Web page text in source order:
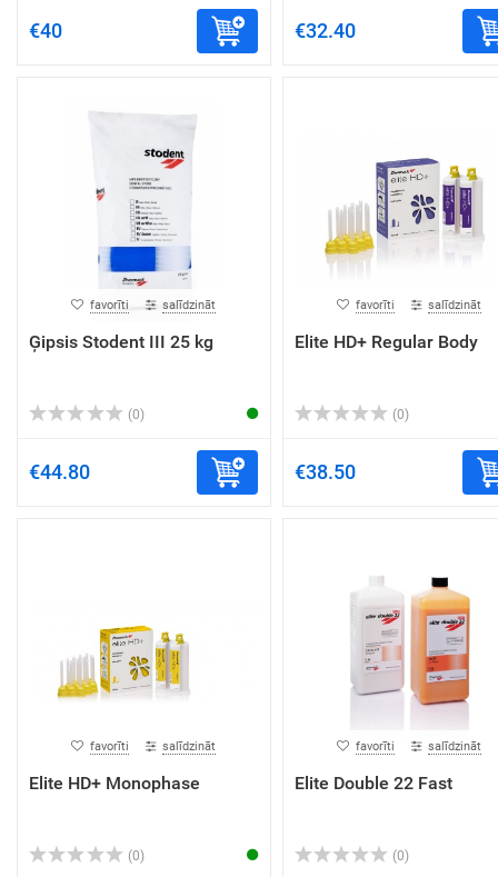
€40 €32.40
favorīti salīdzināt
Ģipsis Stodent III 25 kg
(0)
€44.80
favorīti salīdzināt
Elite HD+ Regular Body
(0)
€38.50
favorīti salīdzināt
Elite HD+ Monophase
(0)
favorīti salīdzināt
Elite Double 22 Fast
(0)